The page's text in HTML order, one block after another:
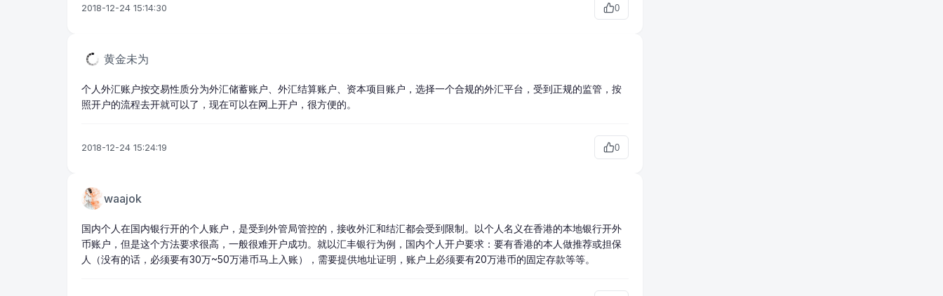
2018-12-24 15:14:30 0
黄金未为
个人外汇账户按交易性质分为外汇储蓄账户、外汇结算账户、资本项目账户，选择一个合规的外汇平台，受到正规的监管，按
照开户的流程去开就可以了，现在可以在网上开户，很方便的。
2018-12-24 15:24:19 0
waajok
国内个人在国内银行开的个人账户，是受到外管局管控的，接收外汇和结汇都会受到限制。以个人名义在香港的本地银行开外
币账户，但是这个方法要求很高，一般很难开户成功。就以汇丰银行为例，国内个人开户要求：要有香港的本人做推荐或担保
人（没有的话，必须要有30万~50万港币马上入账），需要提供地址证明，账户上必须要有20万港币的固定存款等等。